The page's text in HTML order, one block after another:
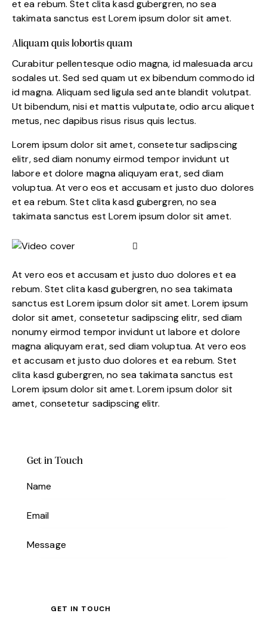
et ea rebum. Stet clita kasd gubergren, no sea
takimata sanctus est Lorem ipsum dolor sit amet.
Aliquam quis lobortis quam
Curabitur pellentesque odio magna, id malesuada arcu
sodales ut. Sed sed quam ut ex bibendum commodo id
id magna. Aliquam sed ligula sed ante blandit volutpat.
Ut bibendum, nisi et mattis vulputate, odio arcu aliquet
metus, nec dapibus risus risus quis lectus.
Lorem ipsum dolor sit amet, consetetur sadipscing
elitr, sed diam nonumy eirmod tempor invidunt ut
labore et dolore magna aliquyam erat, sed diam
voluptua. At vero eos et accusam et justo duo dolores
et ea rebum. Stet clita kasd gubergren, no sea
takimata sanctus est Lorem ipsum dolor sit amet.
At vero eos et accusam et justo duo dolores et ea
rebum. Stet clita kasd gubergren, no sea takimata
sanctus est Lorem ipsum dolor sit amet. Lorem ipsum
dolor sit amet, consetetur sadipscing elitr, sed diam
nonumy eirmod tempor invidunt ut labore et dolore
magna aliquyam erat, sed diam voluptua. At vero eos
et accusam et justo duo dolores et ea rebum. Stet
clita kasd gubergren, no sea takimata sanctus est
Lorem ipsum dolor sit amet. Lorem ipsum dolor sit
amet, consetetur sadipscing elitr.
Get in Touch